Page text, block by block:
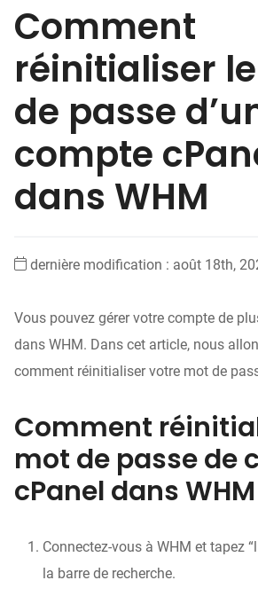
Comment
réinitialiser
de passe
compte
dans WHM
dernière modification : août 18th,
Vous pouvez gérer votre compte de
dans WHM. Dans cet article, nous
comment réinitialiser votre mot de
Comment
mot de passe de
cPanel dans WHM
Connectez-vous à WHM et tapez
la barre de recherche.